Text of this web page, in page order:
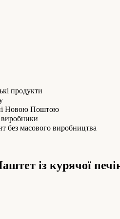
продукти
Новою Поштою
виробники
без масового виробництва
із курячої